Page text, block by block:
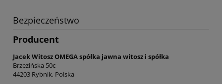
Bezpieczeństwo
Producent
Jacek Witosz OMEGA spółka jawna witosz i spółka
Brzezińska 50c
44203 Rybnik, Polska